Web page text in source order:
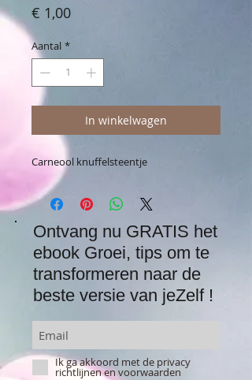
€ 1,00Prijs
Aantal *
In winkelwagen
Carneool knuffelsteentje
Ontvang nu GRATIS het
ebook Groei, tips om te
transformeren naar de
beste versie van jeZelf !
Ik ga akkoord met de privacy
richtlijnen en voorwaarden